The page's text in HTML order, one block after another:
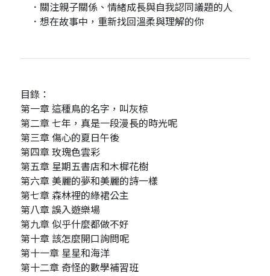
．關注親子關係、情緒成長與自我認同議題的人
．想在故事中，重新找回溫柔與理解的你
目錄：
第一章 這種鳥的名字，叫灰椋
第二章 七年，真是一段漫長的時光呢
第三章 傷心的夏日午後
第四章 玫瑰色雲彩
第五章 星期五書店和木樨花樹
第六章 美麗的夢和美麗的詩一樣
第七章 森林裡的綠裙公主
第八章 誤入遊樂場
第九章 似乎什麼都做不好
第十章 該怎麼開口詢問呢
第十一章 星星和海洋
第十二章 奇怪的數學補習班